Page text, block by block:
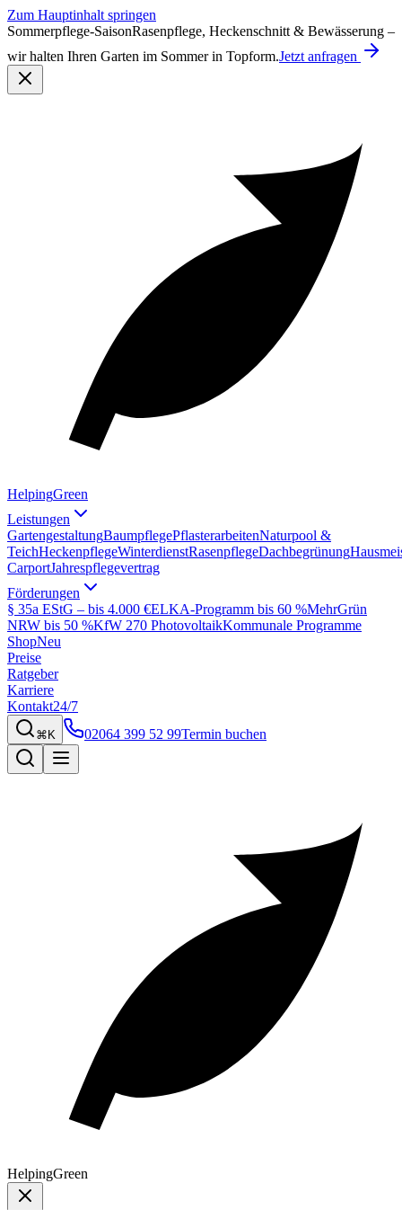
Zum Hauptinhalt springen
Sommerpflege-SaisonRasenpflege, Heckenschnitt & Bewässerung –
wir halten Ihren Garten im Sommer in Topform.Jetzt anfragen
HelpingGreen
Leistungen
GartengestaltungBaumpflegePflasterarbeitenNaturpool &
TeichHeckenpflegeWinterdienstRasenpflegeDachbegrünung
CarportJahrespflegevertrag
Förderungen
§ 35a EStG – bis 4.000 €ELKA-Programm bis 60 %MehrGrün
NRW bis 50 %KfW 270 PhotovoltaikKommunale Programme
ShopNeu
Preise
Ratgeber
Karriere
Kontakt24/7
⌘K 02064 399 52 99Termin buchen
HelpingGreen